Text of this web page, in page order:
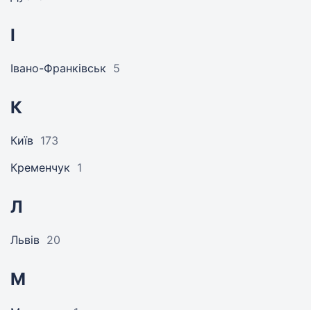
І
Івано-Франківськ 5
К
Київ 173
Кременчук 1
Л
Львів 20
М